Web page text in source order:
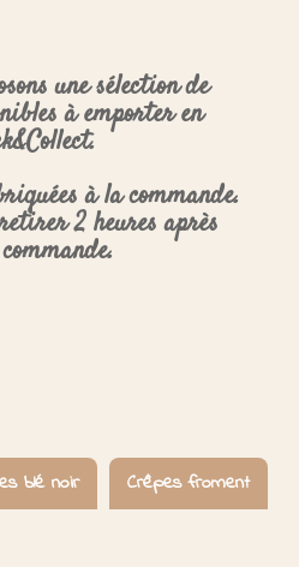
une sélection de
à emporter en
à la commande.
2 heures après
blé noir
Crêpes froment